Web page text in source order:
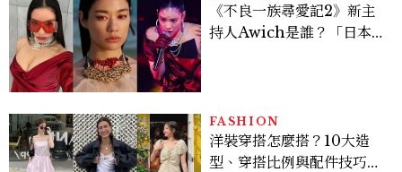
《不良一族尋愛記2》新主
持人Awich是誰？「日本嘻
FASHION
洋裝穿搭怎麼搭？10大造
型、穿搭比例與配件技巧一